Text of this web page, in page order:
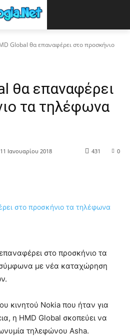
Global θα επαναφέρει στο προσκήνιο
θα επαναφέρει
τα τηλέφωνα
11 Ιανουαρίου 2018 0
431
στο προσκήνιο τα
με νέα καταχώρηση
κινητού Nokia που ήταν για
η HMD Global σκοπεύει να
τηλεφώνου Asha.